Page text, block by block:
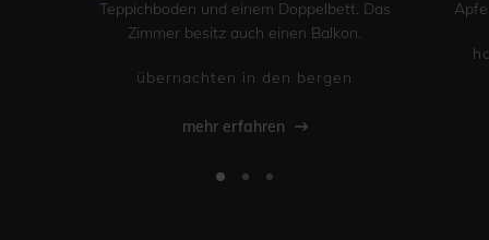
übernachten in den bergen
mehr erfahren